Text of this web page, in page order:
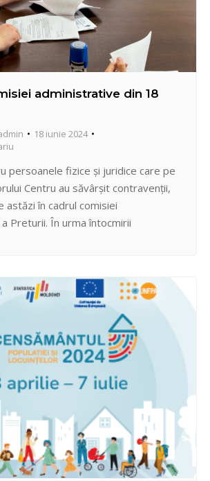
administrative din 18
18 iunie 2024
persoanele fizice și juridice care pe
Centru au săvârșit contravenții,
astăzi în cadrul comisiei
Preturii. În urma întocmirii
persoanelor fizice și juridice cu
parcursul săptămânii precedente, la
comisia a hotărât sancționarea
citați,…